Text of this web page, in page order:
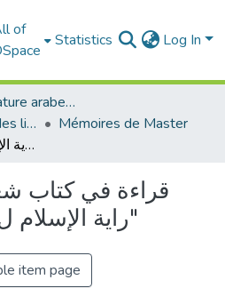
of
Statistics Log In
Faculté de littérature arabe et des arts
Département des études littéraires et critiques
Mémoires de Master
قراءة في كتاب شعراء فرسان تحت راية الإسلام ل "علي أحمد علام"
قراءة في كتاب
راية الإسلام ل "علي أحمد علام"
item page